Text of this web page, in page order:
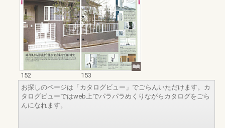
152
153
お探しのページは「カタログビュー」でごらんいただけます。カ
タログビューではweb上でパラパラめくりながらカタログをごら
んになれます。